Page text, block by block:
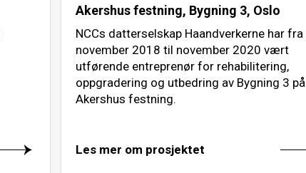
Akershus festning, Bygning 3, Oslo
NCCs datterselskap Haandverkerne har fra
november 2018 til november 2020 vært
utførende entreprenør for rehabilitering,
oppgradering og utbedring av Bygning 3 på
Akershus festning.
Les mer om prosjektet